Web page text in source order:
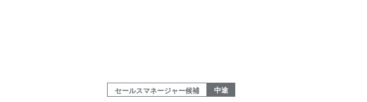
セールスマネージャー候補 中途